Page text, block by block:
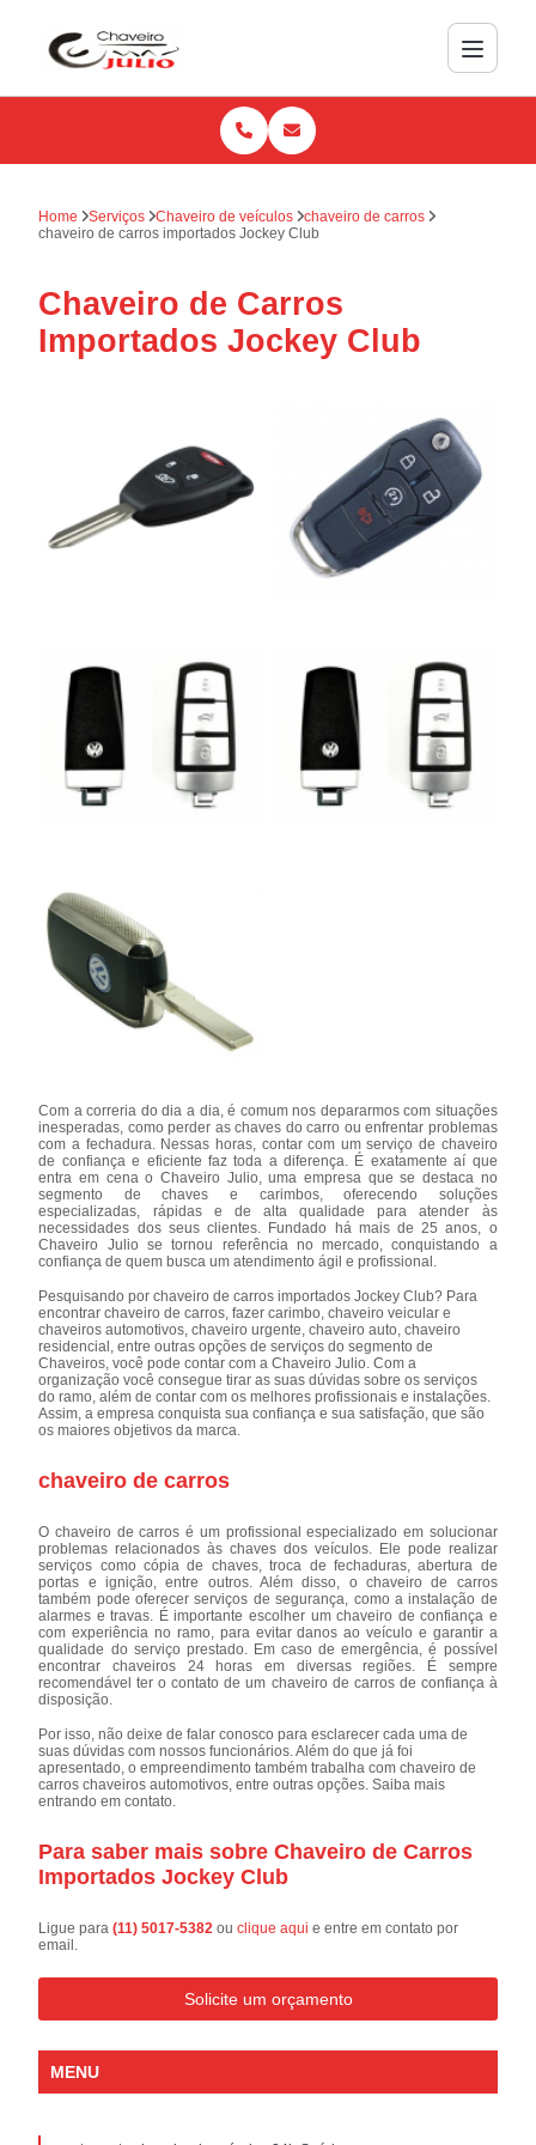
Home Serviços Chaveiro de veículos
chaveiro de carros
chaveiro de carros importados Jockey Club
Chaveiro de Carros
Importados Jockey Club
Com a correria do dia a dia, é comum nos depararmos com situações
inesperadas, como perder as chaves do carro ou enfrentar problemas
com a fechadura. Nessas horas, contar com um serviço de chaveiro
de confiança e eficiente faz toda a diferença. É exatamente aí que
entra em cena o Chaveiro Julio, uma empresa que se destaca no
segmento de chaves e carimbos, oferecendo soluções
especializadas, rápidas e de alta qualidade para atender às
necessidades dos seus clientes. Fundado há mais de 25 anos, o
Chaveiro Julio se tornou referência no mercado, conquistando a
confiança de quem busca um atendimento ágil e profissional.
Pesquisando por chaveiro de carros importados Jockey Club? Para
encontrar chaveiro de carros, fazer carimbo, chaveiro veicular e
chaveiros automotivos, chaveiro urgente, chaveiro auto, chaveiro
residencial, entre outras opções de serviços do segmento de
Chaveiros, você pode contar com a Chaveiro Julio. Com a
organização você consegue tirar as suas dúvidas sobre os serviços
do ramo, além de contar com os melhores profissionais e instalações.
Assim, a empresa conquista sua confiança e sua satisfação, que são
os maiores objetivos da marca.
chaveiro de carros
O chaveiro de carros é um profissional especializado em solucionar
problemas relacionados às chaves dos veículos. Ele pode realizar
serviços como cópia de chaves, troca de fechaduras, abertura de
portas e ignição, entre outros. Além disso, o chaveiro de carros
também pode oferecer serviços de segurança, como a instalação de
alarmes e travas. É importante escolher um chaveiro de confiança e
com experiência no ramo, para evitar danos ao veículo e garantir a
qualidade do serviço prestado. Em caso de emergência, é possível
encontrar chaveiros 24 horas em diversas regiões. É sempre
recomendável ter o contato de um chaveiro de carros de confiança à
disposição.
Por isso, não deixe de falar conosco para esclarecer cada uma de
suas dúvidas com nossos funcionários. Além do que já foi
apresentado, o empreendimento também trabalha com chaveiro de
carros chaveiros automotivos, entre outras opções. Saiba mais
entrando em contato.
Para saber mais sobre Chaveiro de Carros
Importados Jockey Club
Ligue para(11) 5017-5382ouclique aqui e entre em contato por
email.
Solicite um orçamento
MENU